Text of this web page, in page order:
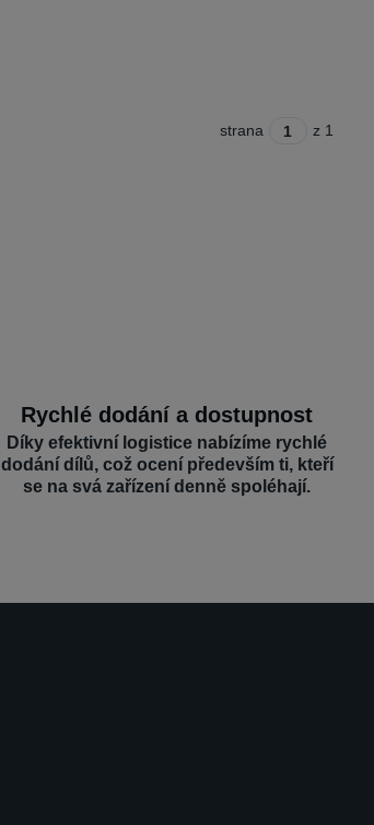
strana z 1
Rychlé dodání a dostupnost
Díky efektivní logistice nabízíme rychlé
dodání dílů, což ocení především ti, kteří
se na svá zařízení denně spoléhají.